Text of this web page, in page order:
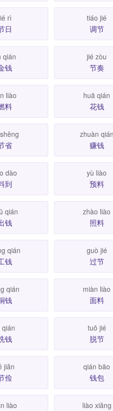
rì
日
tiáo jié
调节
qián
钱
jié zòu
节奏
liào
料
huā qián
花钱
省
zhuàn qián
赚钱
dào
到
yù liào
预料
qián
钱
zhào liào
照料
qián
钱
guò jié
过节
qián
钱
miàn liào
面料
qián
钱
tuō jié
脱节
jiăn
俭
qián bāo
钱包
liào liào xiăng